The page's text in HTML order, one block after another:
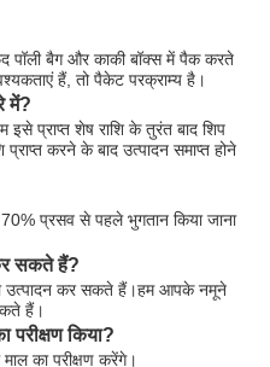
बैग और काकी बॉक्स में पैक करते
हैं, तो पैकेट परक्राम्य है।
में?
इसे प्राप्त शेष राशि के तुरंत बाद शिप
करने के बाद उत्पादन समाप्त होने
प्रसव से पहले भुगतान किया जाना
सकते हैं?
उत्पादन कर सकते हैं।हम आपके नमूने
हैं।
किया?
का परीक्षण करेंगे।